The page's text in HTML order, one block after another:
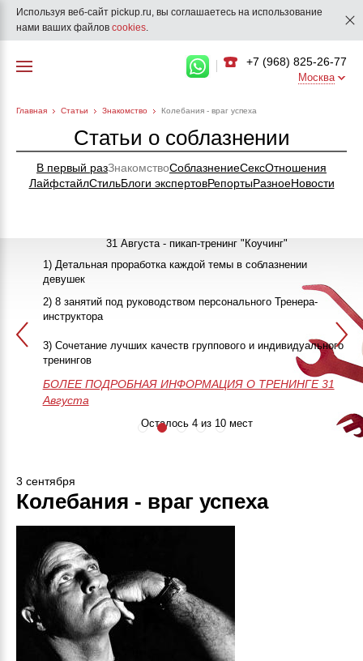
Используя веб-сайт pickup.ru, вы соглашаетесь на использование
нами ваших файлов cookies.
+7 (968) 825-26-77
Москва
Главная Статьи Знакомство Колебания - враг успеха
Статьи о соблазнении
В первый разЗнакомствоСоблазнениеСексОтношения
ЛайфстайлСтильБлоги экспертовРепортыРазноеНовости
БОЛЕЕ ПОДРОБНАЯ ИНФОРМАЦИЯ О ТРЕНИНГЕ
28-29-30 Августа
31 Августа - пикап-тренинг "Коучинг"
1) Детальная проработка каждой темы в соблазнении
девушек
2) 8 занятий под руководством персонального Тренера-
инструктора
3) Сочетание лучших качеств группового и индивидуального
тренингов
БОЛЕЕ ПОДРОБНАЯ ИНФОРМАЦИЯ О ТРЕНИНГЕ 31
Августа
Осталось 4 из 10 мест
Онлайн поддержка
Незабываемое
приключение
результата
>>>ЗАПИСАТЬСЯ НА КЛУБНЫЙ ПИКАП-ТРЕНИНГ<<<
"Как познакомиться с девушкой"
в 20:00
>>>ЗАПИСАТЬСЯ НА МАСТЕР-
КЛАСС<<<
3 сентября
Колебания - враг успеха